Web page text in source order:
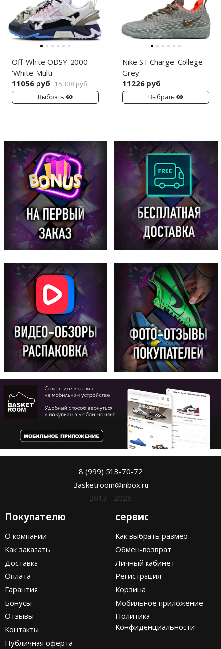
Off-White ODSY-2000
'White-Multi'
11056 руб 15308 руб
Выбрать
Nike ST Charge 'College
Grey'
11226 руб
Выбрать
8 (999) 513-70-72
Basketroom@inbox.ru
2013 - 2026
Покупателю
О компании
Как заказать
Доставка
Оплата
Гарантия
Бонусы
Отзывы
Контакты
Публичная оферта
сервис
Как выбрать размер
Обмен-возврат
Личный кабинет
Регистрация
Корзина
Мобильное приложение
Политика
Конфиденциальности